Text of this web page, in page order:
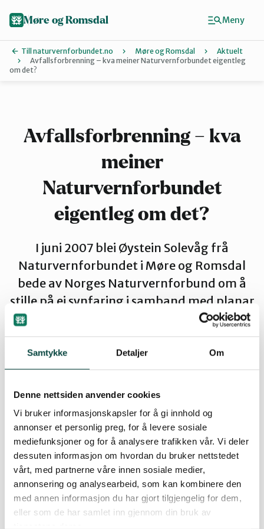
Samtykke Detaljer Om
Denne nettsiden anvender cookies
Vi bruker informasjonskapsler for å gi innhold og
annonser et personlig preg, for å levere sosiale
mediefunksjoner og for å analysere trafikken vår. Vi deler
dessuten informasjon om hvordan du bruker nettstedet
vårt, med partnerne våre innen sosiale medier,
annonsering og analysearbeid, som kan kombinere den
med annen informasjon du har gjort tilgjengelig for dem,
eller som de har samlet inn gjennom din bruk av
Kristiansund og Averøy
Molde
Ørsta og Volda
Tingvoll
Møre og Romsdal
Till naturvernforbundet.no Møre og Romsdal
Aktuelt
Avfallsforbrenning – kva meiner Naturvernforbundet eigentleg
om det?
Avfallsforbrenning – kva
meiner
Naturvernforbundet
eigentleg om det?
I juni 2007 blei Øystein Solevåg frå
Naturvernforbundet i Møre og Romsdal
bede av Norges Naturvernforbund om å
stille på ei synfaring i samband med planar
om å byggje eit avfallsforbrenningsanlegg
i tilknytting til raffineriet på Slagentangen
i Vestfold.
By Artikkelimportør
08.08.2007 06:48
Synfaringa var til eit avfallsforbrenningsanlegg i
Skövde i Sverige. I samband med synfaringa var
Naturvernforbundet invitert til å halde eit